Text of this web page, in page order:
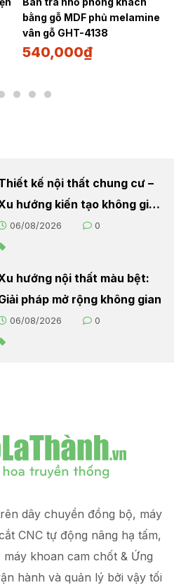
bằng gỗ MDF phủ melamine
vân gỗ GHT-4138
540,000₫
kế nội thất chung cư –
hướng kiến tạo không gian
hiện đại
06/08/2026 0
hướng nội thất màu bệt:
pháp mở rộng không gian
06/08/2026 0
dây chuyền đồng bộ, máy
CNC tự động nâng hạ tấm,
khoan cam chốt & Ứng
hành và quản lý bởi vậy tối